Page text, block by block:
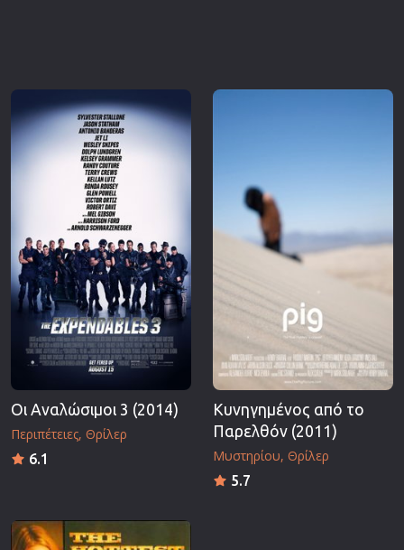
Οι Αναλώσιμοι 3 (2014)
Περιπέτειες Θρίλερ
6.1
Κυνηγημένος από το
Παρελθόν (2011)
Μυστηρίου Θρίλερ
5.7